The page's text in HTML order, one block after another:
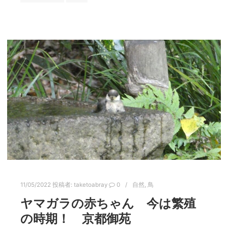
11/05/2022 投稿者: taketoabray 0 自然, 鳥
ヤマガラの赤ちゃん 今は繁殖
の時期！ 京都御苑